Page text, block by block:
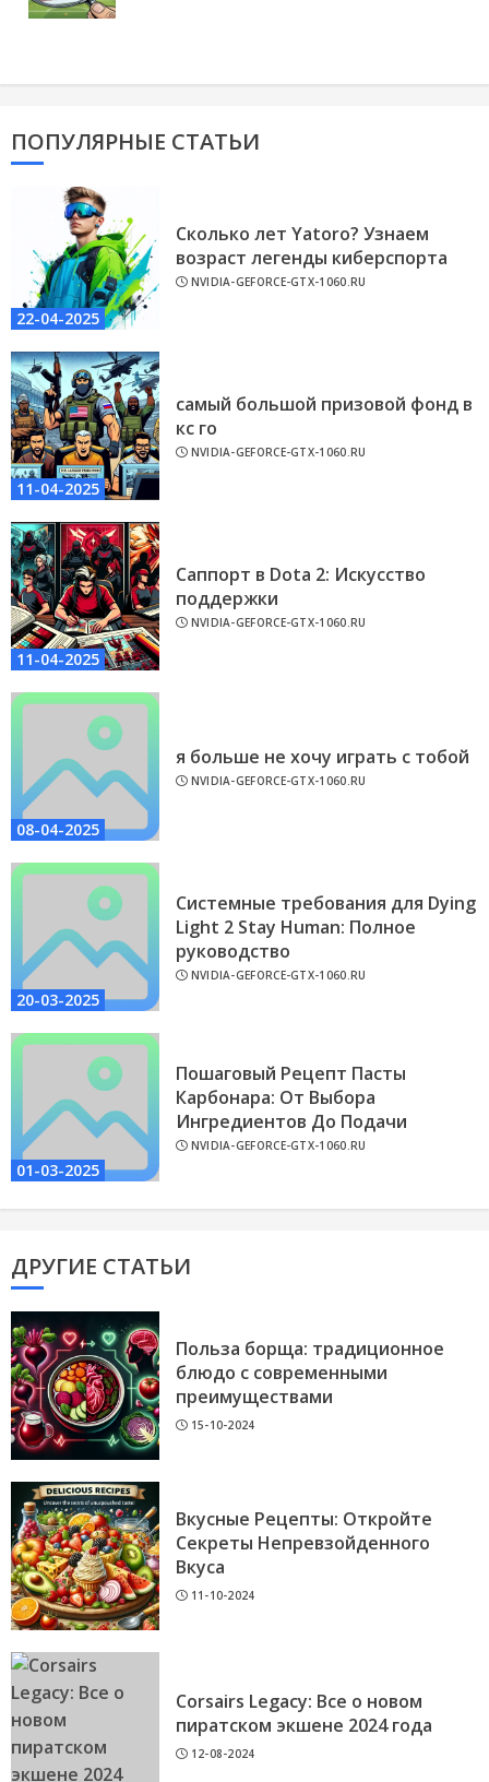
ПОПУЛЯРНЫЕ СТАТЬИ
22-04-2025
Сколько лет Yatoro? Узнаем
возраст легенды киберспорта
NVIDIA-GEFORCE-GTX-1060.RU
11-04-2025
самый большой призовой фонд в
кс го
NVIDIA-GEFORCE-GTX-1060.RU
11-04-2025
Саппорт в Dota 2: Искусство
поддержки
NVIDIA-GEFORCE-GTX-1060.RU
08-04-2025
я больше не хочу играть с тобой
NVIDIA-GEFORCE-GTX-1060.RU
20-03-2025
Системные требования для Dying
Light 2 Stay Human: Полное
руководство
NVIDIA-GEFORCE-GTX-1060.RU
01-03-2025
Пошаговый Рецепт Пасты
Карбонара: От Выбора
Ингредиентов До Подачи
NVIDIA-GEFORCE-GTX-1060.RU
ДРУГИЕ СТАТЬИ
Польза борща: традиционное
блюдо с современными
преимуществами
15-10-2024
Вкусные Рецепты: Откройте
Секреты Непревзойденного
Вкуса
11-10-2024
Corsairs Legacy: Все о новом
пиратском экшене 2024 года
12-08-2024